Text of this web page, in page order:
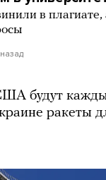
в
будут
ракеты